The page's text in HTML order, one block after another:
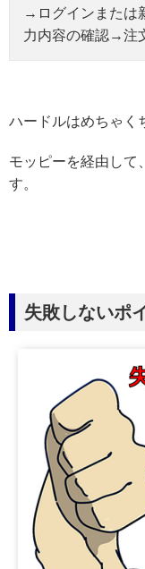
→ログインまたは
力内容の確認→注
ハードルはめちゃく
モッピーを経由して
す。
失敗しないポ